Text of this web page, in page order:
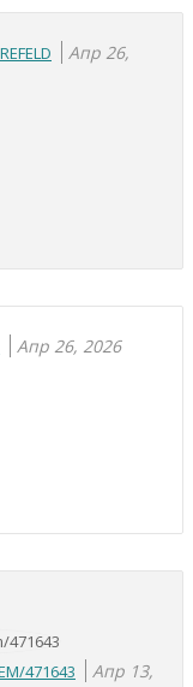
Апр 26,
Апр 26, 2026
471643
Апр 13,